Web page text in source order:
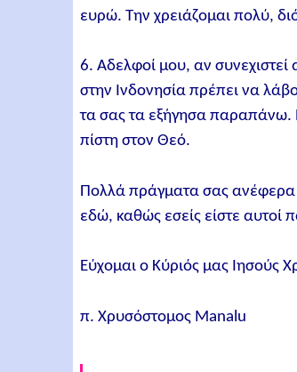
ευρώ. Την χρειάζομαι πολύ,
6. Αδελφοί μου, αν συνεχιστεί
στην Ινδονησία πρέπει να
τα σας τα εξήγησα παραπάνω.
πίστη στον Θεό.
Πολλά πράγματα σας ανέφερα
εδώ, καθώς εσείς είστε αυτοί
Εύχομαι ο Κύριός μας Ιησούς
π. Χρυσόστομος Manalu